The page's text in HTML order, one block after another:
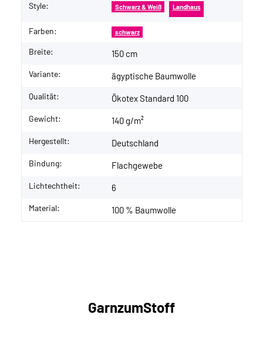
Style: Schwarz & Weiß Landhaus
Farben: schwarz
Breite: 150 cm
Variante: ägyptische Baumwolle
Qualität: Ökotex Standard 100
Gewicht: 140 g/m²
Hergestellt: Deutschland
Bindung: Flachgewebe
Lichtechtheit: 6
Material: 100 % Baumwolle
GarnzumStoff